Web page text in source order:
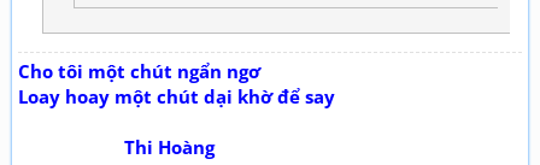
Cho tôi một chút ngẩn ngơ
Loay hoay một chút dại khờ để say
Thi Hoàng